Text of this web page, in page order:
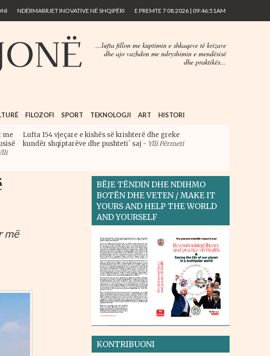
NDËRMARRJET INOVATIVE NË SHQIPËRI E PREMTE 7 08 2026 | 09:46:51AM
...lufta fillon me kuptimin e shkaqeve të krizave
dhe ajo vazhdon me ndryshimin e mendësisë
dhe praktikës...
FILOZOFI SPORT TEKNOLOGJI ART HISTORI
me
Lufta 154 vjeçare e kishës së krishterë dhe greke
kundër shqiptarëve dhe pushteti` saj - Ylli Përmeti
më
BËJE TËNDIN DHE NDIHMO
BOTËN DHE VETEN / MAKE IT
YOURS AND HELP THE WORLD
AND YOURSELF
KONTRIBUONI